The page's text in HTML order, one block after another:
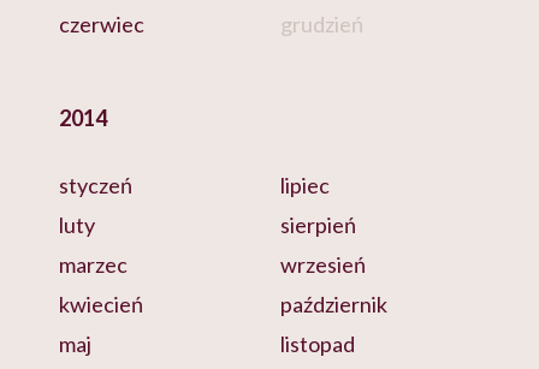
czerwiec
grudzień
2014
styczeń
luty
marzec
kwiecień
maj
lipiec
sierpień
wrzesień
październik
listopad